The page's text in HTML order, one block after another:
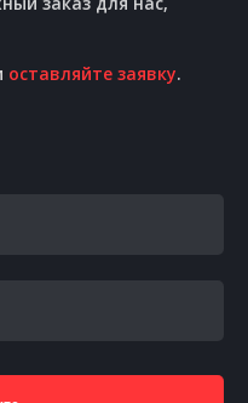
оставляйте заявку.